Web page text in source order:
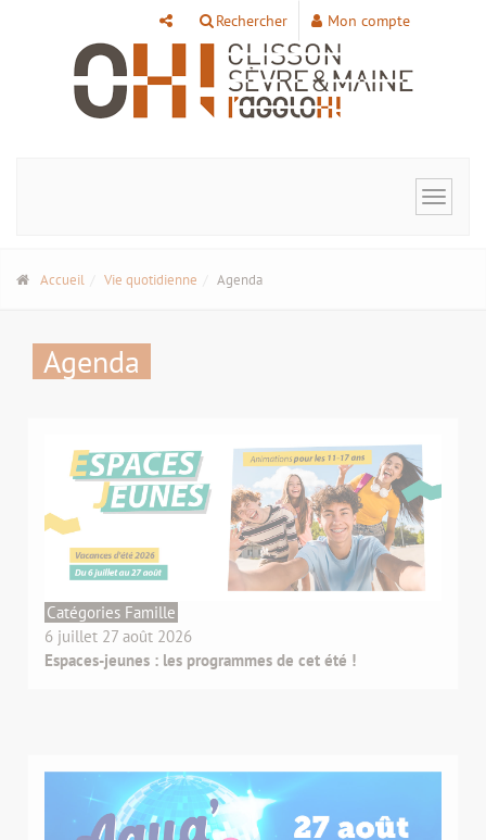
Rechercher Mon compte
Toggle
Accueil Vie quotidienne Agenda
Agenda
Catégories Famille
6 juillet 27 août 2026
Espaces-jeunes : les programmes de cet été !
Panneau de gestion des cookies